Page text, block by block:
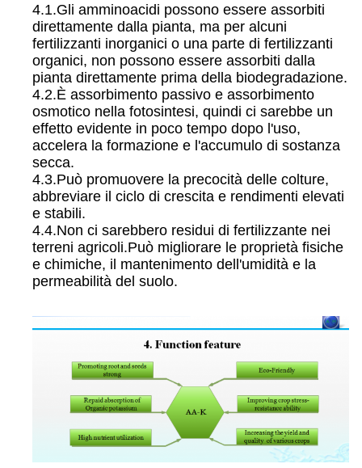
4.1.Gli amminoacidi possono essere assorbiti
direttamente dalla pianta, ma per alcuni
fertilizzanti inorganici o una parte di fertilizzanti
organici, non possono essere assorbiti dalla
pianta direttamente prima della biodegradazione.
4.2.È assorbimento passivo e assorbimento
osmotico nella fotosintesi, quindi ci sarebbe un
effetto evidente in poco tempo dopo l'uso,
accelera la formazione e l'accumulo di sostanza
secca.
4.3.Può promuovere la precocità delle colture,
abbreviare il ciclo di crescita e rendimenti elevati
e stabili.
4.4.Non ci sarebbero residui di fertilizzante nei
terreni agricoli.Può migliorare le proprietà fisiche
e chimiche, il mantenimento dell'umidità e la
permeabilità del suolo.